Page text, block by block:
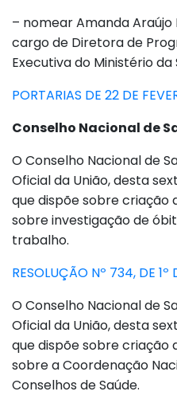
– nomear Amanda
cargo de Diretora de
Executiva do Ministério da
PORTARIAS DE 22 DE
Conselho Nacional de
O Conselho Nacional de
Oficial da União, desta
que dispõe sobre criação
sobre investigação de
trabalho.
RESOLUÇÃO Nº 734, DE 1º
O Conselho Nacional de
Oficial da União, desta
que dispõe sobre criação
sobre a Coordenação
Conselhos de Saúde.